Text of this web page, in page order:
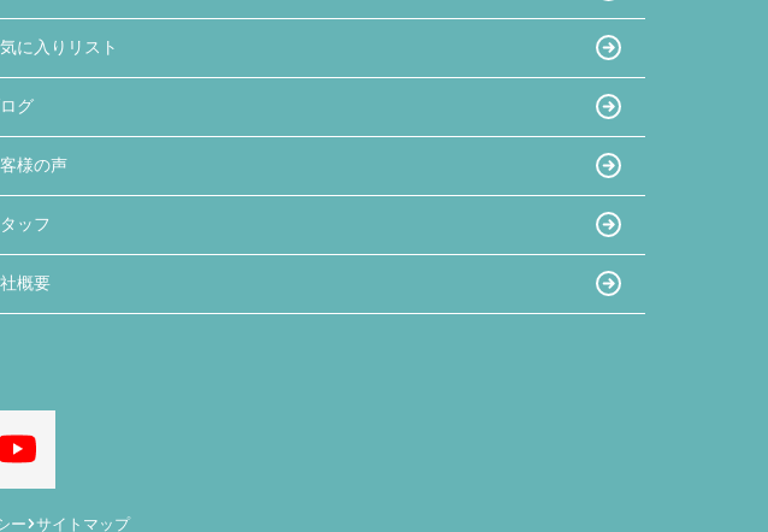
していただきまし
すく説明していただ
んでしていただきあ
無の確認時に、一緒
気がつかなった不備
寧さと親身になって
感じました。
に入りリスト
グ
様の声
ッフ
概要
ー サイトマップ